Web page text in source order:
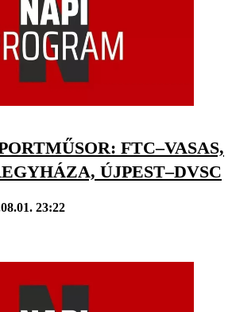
FTC–VASAS,
ÚJPEST–DVSC
23:22